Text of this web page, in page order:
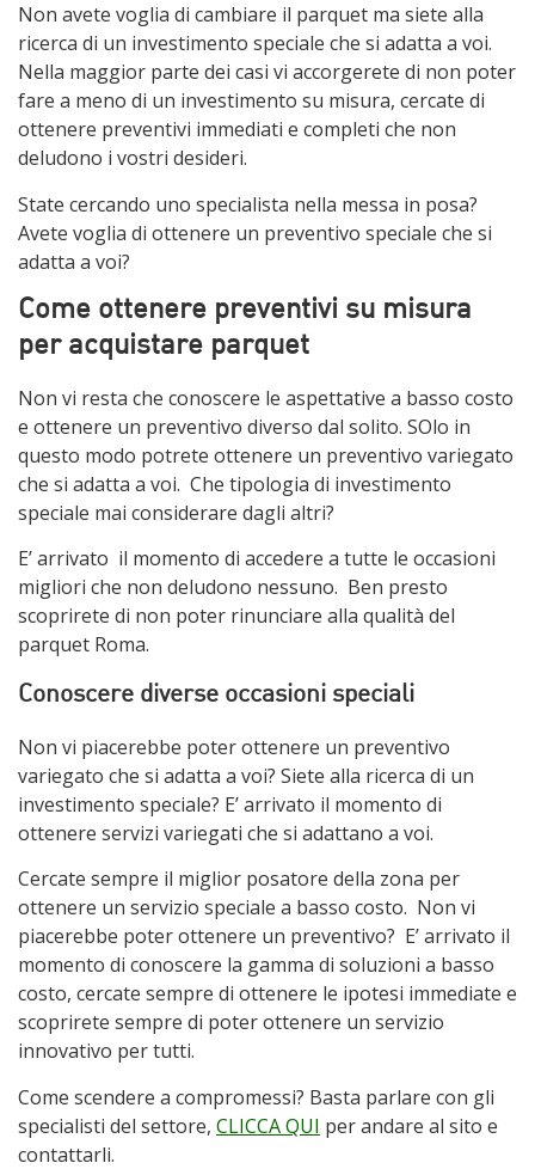
Non avete voglia di cambiare il parquet ma siete alla
ricerca di un investimento speciale che si adatta a voi.
Nella maggior parte dei casi vi accorgerete di non poter
fare a meno di un investimento su misura, cercate di
ottenere preventivi immediati e completi che non
deludono i vostri desideri.
State cercando uno specialista nella messa in posa?
Avete voglia di ottenere un preventivo speciale che si
adatta a voi?
Come ottenere preventivi su misura
per acquistare parquet
Non vi resta che conoscere le aspettative a basso costo
e ottenere un preventivo diverso dal solito. SOlo in
questo modo potrete ottenere un preventivo variegato
che si adatta a voi. Che tipologia di investimento
speciale mai considerare dagli altri?
E’ arrivato il momento di accedere a tutte le occasioni
migliori che non deludono nessuno. Ben presto
scoprirete di non poter rinunciare alla qualità del
parquet Roma.
Conoscere diverse occasioni speciali
Non vi piacerebbe poter ottenere un preventivo
variegato che si adatta a voi? Siete alla ricerca di un
investimento speciale? E’ arrivato il momento di
ottenere servizi variegati che si adattano a voi.
Cercate sempre il miglior posatore della zona per
ottenere un servizio speciale a basso costo. Non vi
piacerebbe poter ottenere un preventivo? E’ arrivato il
momento di conoscere la gamma di soluzioni a basso
costo, cercate sempre di ottenere le ipotesi immediate e
scoprirete sempre di poter ottenere un servizio
innovativo per tutti.
Come scendere a compromessi? Basta parlare con gli
specialisti del settore, CLICCA QUI per andare al sito e
contattarli.